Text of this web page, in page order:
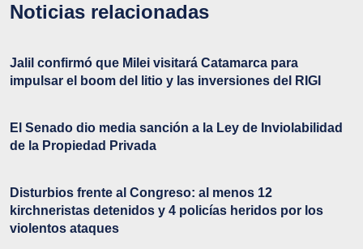
Noticias relacionadas
Jalil confirmó que Milei visitará Catamarca para
impulsar el boom del litio y las inversiones del RIGI
El Senado dio media sanción a la Ley de Inviolabilidad
de la Propiedad Privada
Disturbios frente al Congreso: al menos 12
kirchneristas detenidos y 4 policías heridos por los
violentos ataques